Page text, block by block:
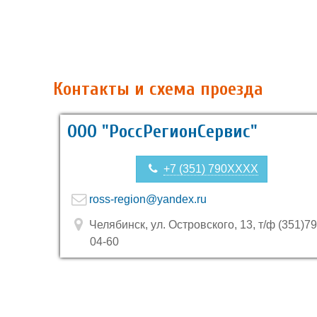
Контакты и схема проезда
ООО "РоссРегионСервис"
+7 (351) 790XXXX
ross-region@yandex.ru
Челябинск, ул. Островского, 13, т/ф
04-60